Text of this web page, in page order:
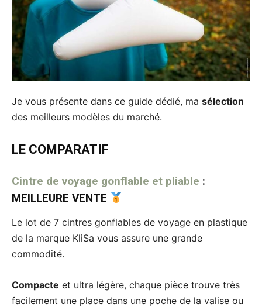
Je vous présente dans ce guide dédié, ma sélection
des meilleurs modèles du marché.
LE COMPARATIF
Cintre de voyage gonflable et pliable :
MEILLEURE VENTE
Le lot de 7 cintres gonflables de voyage en plastique
de la marque KliSa vous assure une grande
commodité.
Compacte et ultra légère, chaque pièce trouve très
facilement une place dans une poche de la valise ou